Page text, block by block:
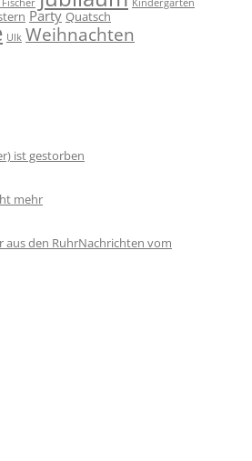
Kindergarten
Party Quatsch
Ulk Weihnachten
ist gestorben
mehr
aus den RuhrNachrichten vom